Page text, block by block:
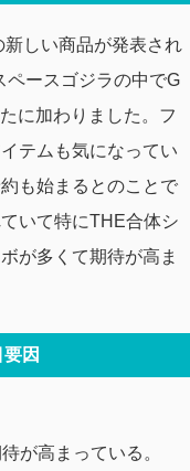
しい商品が発表され
ペースゴジラの中でG
に加わりました。フ
テムも気になってい
も始まるとのことで
いて特にTHE合体シ
が多くて期待が高ま
因
が高まっている。